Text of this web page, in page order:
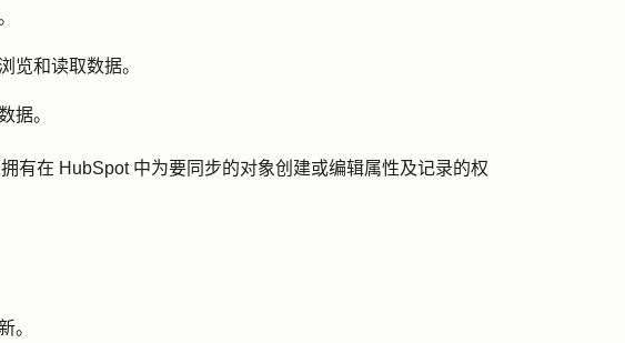
览和读取数据。
据。
有在 HubSpot 中为要同步的对象创建或编辑属性及记录的权
。